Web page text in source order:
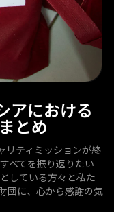
アにおける
とめ
リティミッションが終
べてを振り返りたい
している方々と私た
団に、心から感謝の気